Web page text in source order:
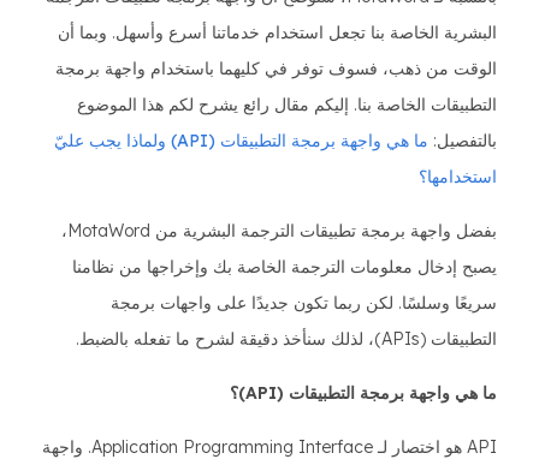
البشرية الخاصة بنا تجعل استخدام خدماتنا أسرع وأسهل. وبما أن
الوقت من ذهب، فسوف توفر في كليهما باستخدام واجهة برمجة
التطبيقات الخاصة بنا. إليكم مقال رائع يشرح لكم هذا الموضوع
بالتفصيل:
ما هي واجهة برمجة التطبيقات (API) ولماذا يجب عليّ
استخدامها؟
بفضل واجهة برمجة تطبيقات الترجمة البشرية من MotaWord،
يصبح إدخال معلومات الترجمة الخاصة بك وإخراجها من نظامنا
سريعًا وسلسًا. لكن ربما تكون جديدًا على واجهات برمجة
التطبيقات (APIs)، لذلك سنأخذ دقيقة لشرح ما تفعله بالضبط.
ما هي واجهة برمجة التطبيقات (API)؟
API هو اختصار لـ Application Programming Interface. واجهة